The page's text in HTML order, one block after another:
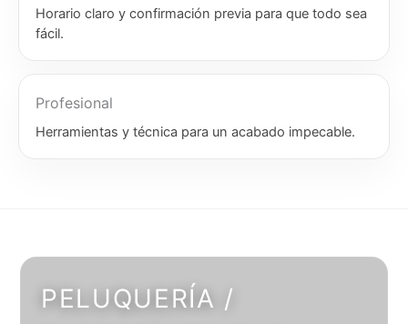
Horario claro y confirmación previa para que todo sea
fácil.
Profesional
Herramientas y técnica para un acabado impecable.
PELUQUERÍA /